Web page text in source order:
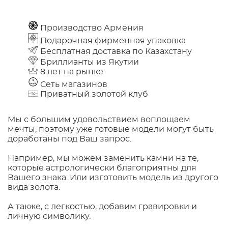
Производство Армения
Подарочная фирменная упаковка
Бесплатная доставка по Казахстану
Бриллианты из Якутии
8 лет на рынке
Сеть магазинов
Приватный золотой клуб
Мы с большим удовольствием воплощаем
мечты, поэтому уже готовые модели могут быть
доработаны под Ваш запрос.
Например, мы можем заменить камни на те,
которые астрологически благоприятны для
Вашего знака. Или изготовить модель из другого
вида золота.
А также, с легкостью, добавим гравировки и
личную символику.